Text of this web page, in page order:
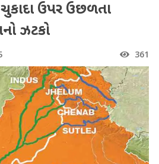
ચુકાદા ઉપર ઉછળતા
ઝટકો
361